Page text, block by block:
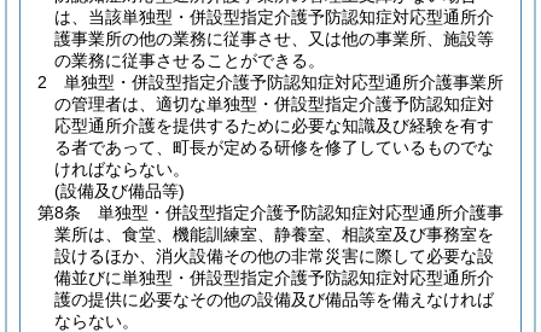
は、当該単独型・併設型指定介護予防認知症対応型通所介
護事業所の他の業務に従事させ、又は他の事業所、施設等
の業務に従事させることができる。
2
単独型・併設型指定介護予防認知症対応型通所介護事業所
の管理者は、適切な単独型・併設型指定介護予防認知症対
応型通所介護を提供するために必要な知識及び経験を有す
る者であって、町長が定める研修を修了しているものでな
ければならない。
(設備及び備品等)
第8条
単独型・併設型指定介護予防認知症対応型通所介護事
業所は、食堂、機能訓練室、静養室、相談室及び事務室を
設けるほか、消火設備その他の非常災害に際して必要な設
備並びに単独型・併設型指定介護予防認知症対応型通所介
護の提供に必要なその他の設備及び備品等を備えなければ
ならない。